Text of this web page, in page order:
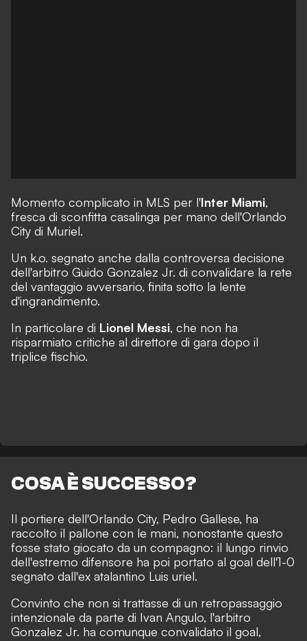
Momento complicato in MLS per l'Inter Miami,
fresca di sconfitta casalinga per mano dell'Orlando
City di Muriel.
Un k.o. segnato anche dalla controversa decisione
dell'arbitro Guido Gonzalez Jr. di convalidare la rete
del vantaggio avversario, finita sotto la lente
d'ingrandimento.
In particolare di Lionel Messi, che non ha
risparmiato critiche al direttore di gara dopo il
triplice fischio.
COSA È SUCCESSO?
Il portiere dell'Orlando City, Pedro Gallese, ha
raccolto il pallone con le mani, nonostante questo
fosse stato giocato da un compagno: il lungo rinvio
dell'estremo difensore ha poi portato al goal dell'1-0
segnato dall'ex atalantino Luis uriel.
Convinto che non si trattasse di un retropassaggio
intenzionale da parte di Ivan Angulo, l'arbitro
Gonzalez Jr. ha comunque convalidato il goal,